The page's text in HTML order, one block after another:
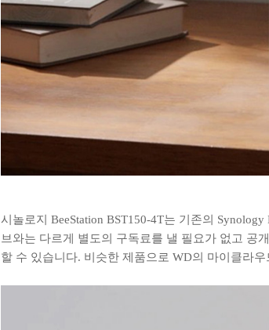
시놀로지 BeeStation BST150-4T는 기존의
브와는 다르게 별도의 구독료를 낼 필요가 없고 공
할 수 있습니다. 비슷한 제품으로 WD의 마이클라